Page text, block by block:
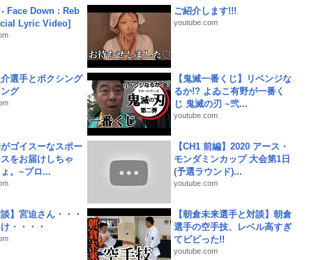
Face Down : Reb
Lyric Video]
ご紹介します!!!
youtube.com
選手とボクシング
グ
【鬼滅一番くじ】リベンジな
るか!? よゐこ有野が一番く
じ 鬼滅の刃 ~弐...
youtube.com
ゴイスーなスポー
をお届けしちゃ
。~プロ...
【CH1 前編】2020 アース・
モンダミンカップ 大会第1日
(予選ラウンド)...
youtube.com
談】宮迫さん・・・
・・・・
【朝倉未来選手と対談】朝倉
選手の空手技、レベル高すぎ
てビビった!!
youtube.com